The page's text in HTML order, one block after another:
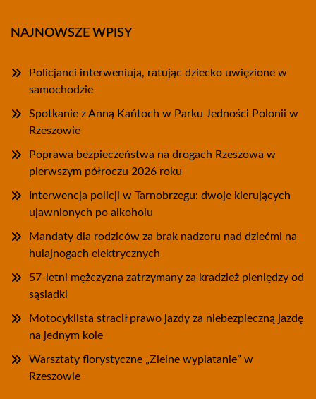
NAJNOWSZE WPISY
Policjanci interweniują, ratując dziecko uwięzione w
samochodzie
Spotkanie z Anną Kańtoch w Parku Jedności Polonii w
Rzeszowie
Poprawa bezpieczeństwa na drogach Rzeszowa w
pierwszym półroczu 2026 roku
Interwencja policji w Tarnobrzegu: dwoje kierujących
ujawnionych po alkoholu
Mandaty dla rodziców za brak nadzoru nad dziećmi na
hulajnogach elektrycznych
57-letni mężczyzna zatrzymany za kradzież pieniędzy od
sąsiadki
Motocyklista stracił prawo jazdy za niebezpieczną jazdę
na jednym kole
Warsztaty florystyczne „Zielne wyplatanie” w
Rzeszowie